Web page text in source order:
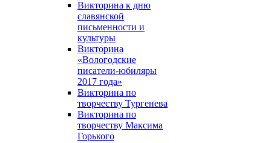
Викторина к дню
славянской
письменности и
культуры
Викторина
«Вологодские
писатели-юбиляры
2017 года»
Викторина по
творчеству Тургенева
Викторина по
творчеству Максима
Горького